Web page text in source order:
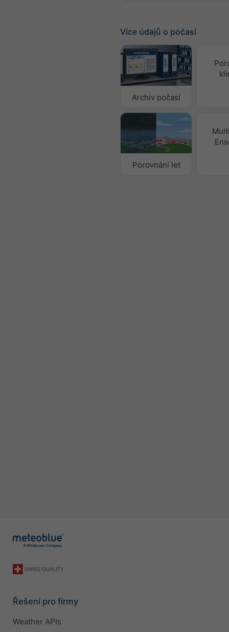
Více údajů o počasí
Archiv počasí
Porovnání let
Řešení pro firmy
Weather APIs